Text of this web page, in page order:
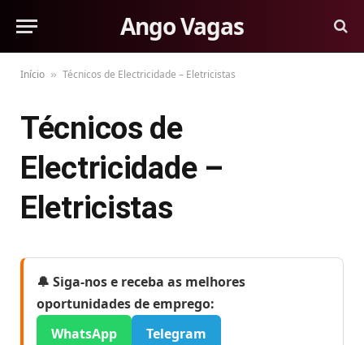
Ango Vagas
Início » Técnicos de Electricidade – Eletricistas
Técnicos de
Electricidade –
Eletricistas
🔔 Siga-nos e receba as melhores
oportunidades de emprego:
WhatsApp
Telegram